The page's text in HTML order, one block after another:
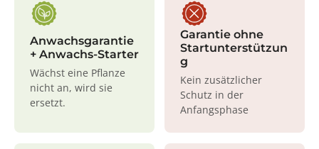
Anwachsgarantie
+ Anwachs-Starter
Wächst eine Pflanze
nicht an, wird sie
ersetzt.
Garantie ohne
Startunterstützun
g
Kein zusätzlicher
Schutz in der
Anfangsphase